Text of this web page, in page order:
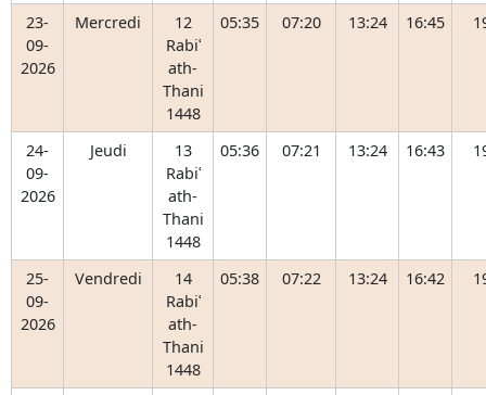
23-
09-
2026
Mercredi
12
Rabiʿ
ath-
Thani
1448
05:35 07:20 13:24 16:45
24-
09-
2026
Jeudi
13
Rabiʿ
ath-
Thani
1448
05:36 07:21 13:24 16:43
25-
09-
2026
Vendredi
14
Rabiʿ
ath-
Thani
1448
05:38 07:22 13:24 16:42